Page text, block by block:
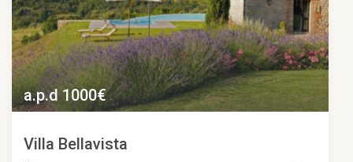
a.p.d 1000€
Villa Bellavista